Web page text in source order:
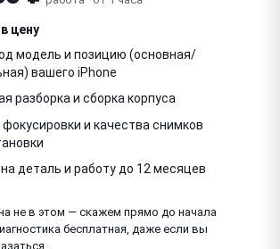
цену
модель и позицию (основная/
вашего iPhone
разборка и сборка корпуса
и качества снимков
деталь и работу до 12 месяцев
не в этом — скажем прямо до начала
бесплатная, даже если вы